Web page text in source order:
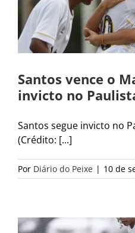
Santos vence o
invicto no
Santos segue invicto no
(Crédito: [...]
Por Diário do Peixe | 10 de